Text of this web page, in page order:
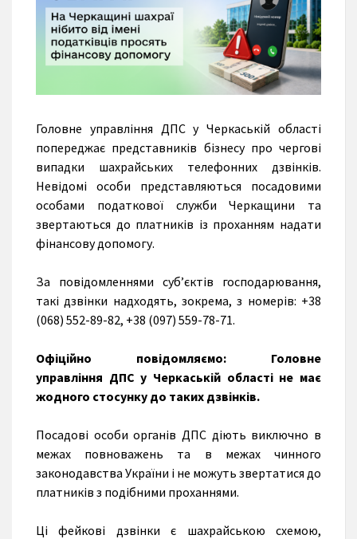
Головне управління ДПС у Черкаській області
попереджає представників бізнесу про чергові
випадки шахрайських телефонних дзвінків.
Невідомі особи представляються посадовими
особами податкової служби Черкащини та
звертаються до платників із проханням надати
фінансову допомогу.
За повідомленнями суб’єктів господарювання,
такі дзвінки надходять, зокрема, з номерів: +38
(068) 552-89-82, +38 (097) 559-78-71.
Офіційно повідомляємо: Головне
управління ДПС у Черкаській області не має
жодного стосунку до таких дзвінків.
Посадові особи органів ДПС діють виключно в
межах повноважень та в межах чинного
законодавства України і не можуть звертатися до
платників з подібними проханнями.
Ці фейкові дзвінки є шахрайською схемою,